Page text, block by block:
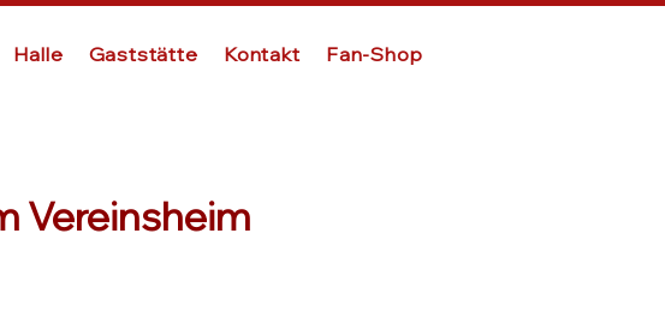
Halle Gaststätte Kontakt Fan-Shop
Vereinsheim